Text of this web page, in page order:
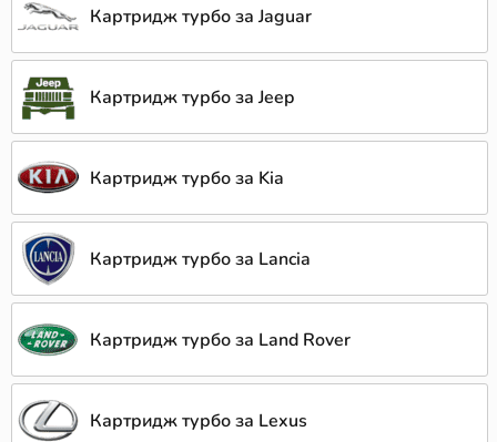
Картридж турбо за Jaguar
Картридж турбо за Jeep
Картридж турбо за Kia
Картридж турбо за Lancia
Картридж турбо за Land Rover
Картридж турбо за Lexus